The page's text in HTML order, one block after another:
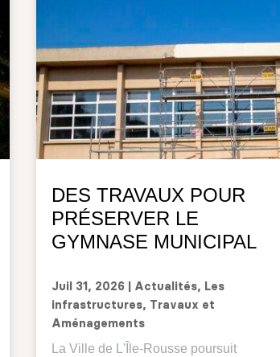
DES TRAVAUX POUR
PRÉSERVER LE
GYMNASE MUNICIPAL
Juil 31, 2026| Actualités, Les
infrastructures,
Travaux et
Aménagements
La Ville de L'Île-Rousse poursuit